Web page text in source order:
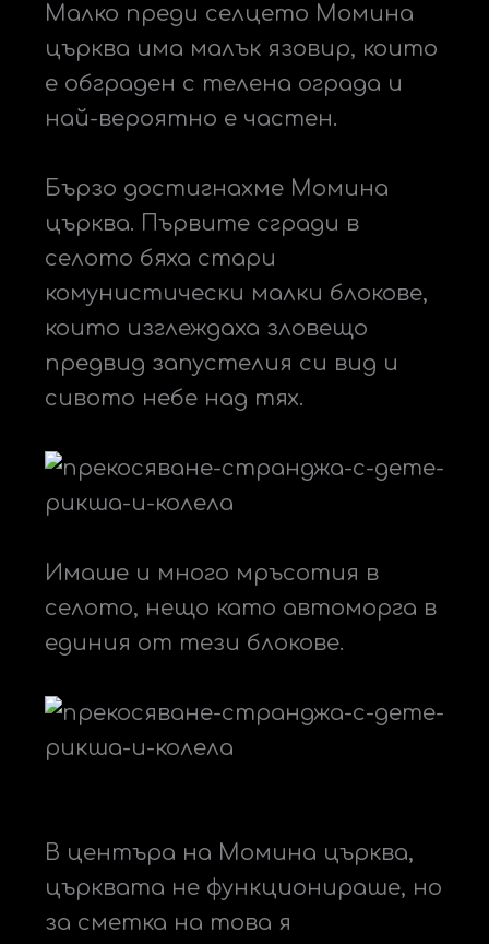
Малко преди селцето Момина
църква има малък язовир, които
е обграден с телена ограда и
най-вероятно е частен.
Бързо достигнахме Момина
църква. Първите сгради в
селото бяха стари
комунистически малки блокове,
които изглеждаха зловещо
предвид запустелия си вид и
сивото небе над тях.
Имаше и много мръсотия в
селото, нещо като автоморга в
единия от тези блокове.
В центъра на Момина църква,
църквата не функционираше, но
за сметка на това я